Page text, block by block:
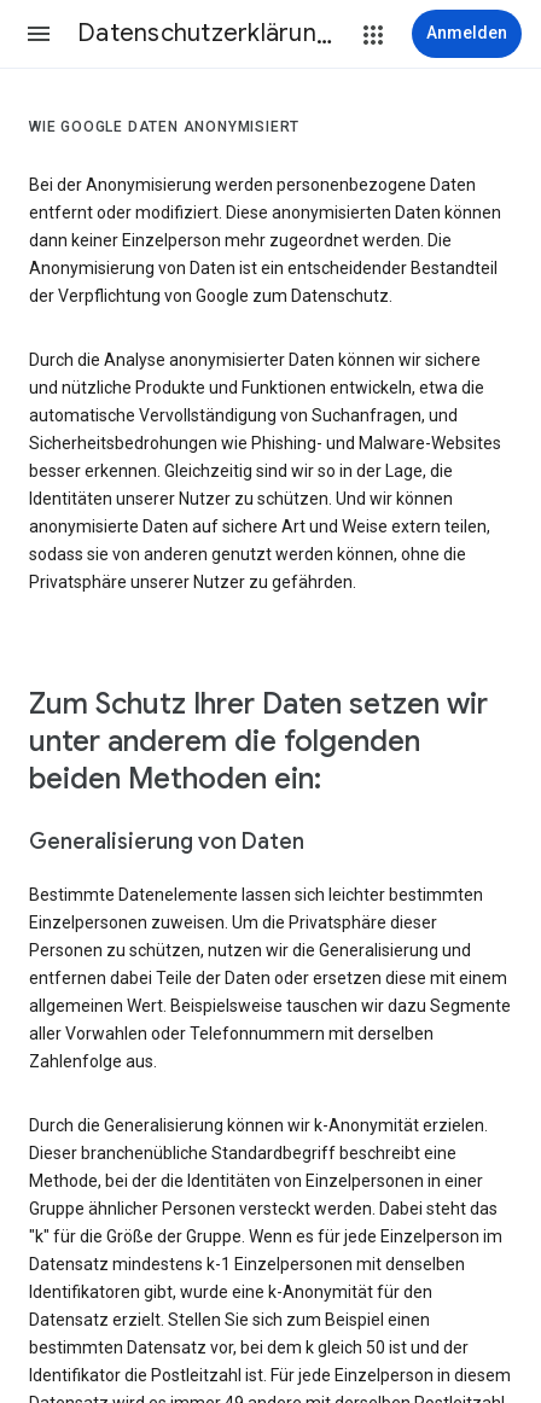
Datenschutzerklärung & Nutzungsbedingungen Anmelden
WIE GOOGLE DATEN ANONYMISIERT
Bei der Anonymisierung werden personenbezogene Daten
entfernt oder modifiziert. Diese anonymisierten Daten können
dann keiner Einzelperson mehr zugeordnet werden. Die
Anonymisierung von Daten ist ein entscheidender Bestandteil
der Verpflichtung von Google zum Datenschutz.
Durch die Analyse anonymisierter Daten können wir sichere
und nützliche Produkte und Funktionen entwickeln, etwa die
automatische Vervollständigung von Suchanfragen, und
Sicherheitsbedrohungen wie Phishing- und Malware-Websites
besser erkennen. Gleichzeitig sind wir so in der Lage, die
Identitäten unserer Nutzer zu schützen. Und wir können
anonymisierte Daten auf sichere Art und Weise extern teilen,
sodass sie von anderen genutzt werden können, ohne die
Privatsphäre unserer Nutzer zu gefährden.
Zum Schutz Ihrer Daten setzen wir
unter anderem die folgenden
beiden Methoden ein:
Generalisierung von Daten
Bestimmte Datenelemente lassen sich leichter bestimmten
Einzelpersonen zuweisen. Um die Privatsphäre dieser
Personen zu schützen, nutzen wir die Generalisierung und
entfernen dabei Teile der Daten oder ersetzen diese mit einem
allgemeinen Wert. Beispielsweise tauschen wir dazu Segmente
aller Vorwahlen oder Telefonnummern mit derselben
Zahlenfolge aus.
Durch die Generalisierung können wir k-Anonymität erzielen.
Dieser branchenübliche Standardbegriff beschreibt eine
Methode, bei der die Identitäten von Einzelpersonen in einer
Gruppe ähnlicher Personen versteckt werden. Dabei steht das
"k" für die Größe der Gruppe. Wenn es für jede Einzelperson im
Datensatz mindestens k-1 Einzelpersonen mit denselben
Identifikatoren gibt, wurde eine k-Anonymität für den
Datensatz erzielt. Stellen Sie sich zum Beispiel einen
bestimmten Datensatz vor, bei dem k gleich 50 ist und der
Identifikator die Postleitzahl ist. Für jede Einzelperson in diesem